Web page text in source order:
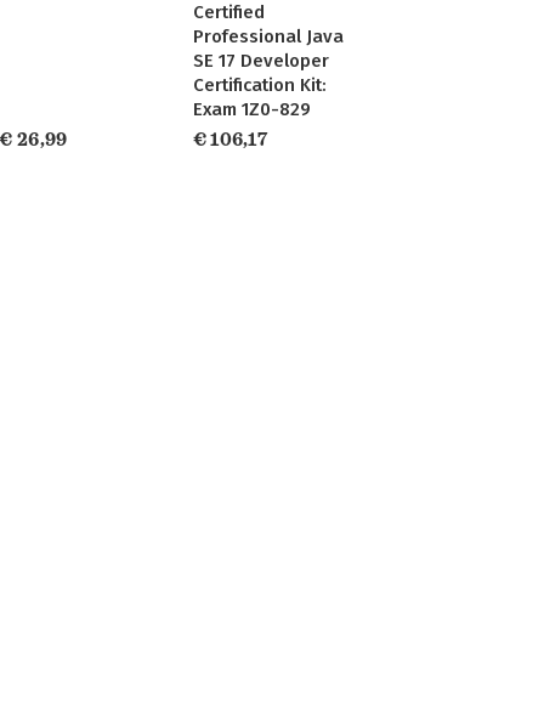
€ 26,99
Certified
Professional Java
SE 17 Developer
Certification Kit:
Exam 1Z0-829
€ 106,17